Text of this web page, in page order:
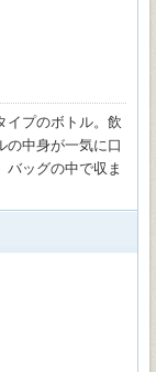
イプのボトル。飲
の中身が一気に口
バッグの中で収ま